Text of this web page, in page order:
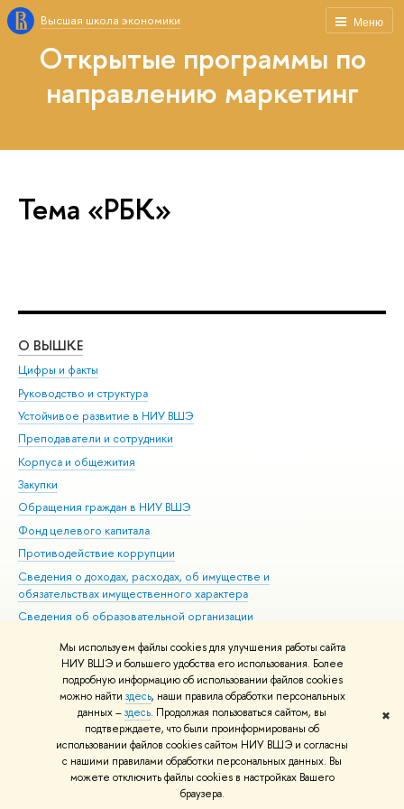
Мы используем файлы cookies для улучшения работы сайта
НИУ ВШЭ и большего удобства его использования. Более
подробную информацию об использовании файлов cookies
можно найти здесь, наши правила обработки персональных
данных –здесь. Продолжая пользоваться сайтом, вы
подтверждаете, что были проинформированы об
использовании файлов cookies сайтом НИУ ВШЭ и согласны
с нашими правилами обработки персональных данных. Вы
можете отключить файлы cookies в настройках Вашего
браузера.
✖
Меню
Высшая школа экономики
Открытые программы по
направлению маркетинг
Тема «РБК»
О ВЫШКЕ
Цифры и факты
Руководство и структура
Устойчивое развитие в НИУ ВШЭ
Преподаватели и сотрудники
Корпуса и общежития
Закупки
Обращения граждан в НИУ ВШЭ
Фонд целевого капитала
Противодействие коррупции
Сведения о доходах, расходах, об имуществе и
обязательствах имущественного характера
Сведения об образовательной организации
Людям с ограниченными возможностями здоровья
Единая платежная страница
Работа в Вышке
© НИУ ВШЭ 1993–2026 Адреса и контакты Условия использования
материалов Политика конфиденциальности Карта сайта
Шрифты HSE Sans и HSE Slab разработаны вШколе дизайна НИУ ВШЭ